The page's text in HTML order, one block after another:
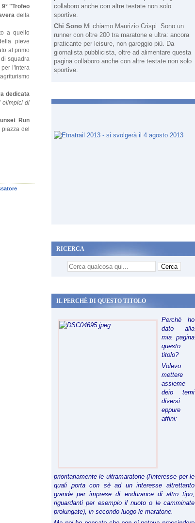
9° "Trofeo
della
a quello
pieve
al primo
squadra
per l'intera
dedicata
olimpici di
Run
del
Chi Sono Mi chiamo Maurizio Crispi. Sono un
runner con oltre 200 tra maratone e ultra: ancora
praticante per leisure, non gareggio più. Da
giornalista pubblicista, oltre ad alimentare questa
pagina collaboro anche con altre testate non solo
sportive.
RICERCA
IL PERCHÈ DI QUESTO TITOLO
Perchè ho
dato alla
mia pagina
questo
titolo?
Volevo
mettere
assieme
deio temi
diversi
eppure
affini:
prioritariamente le ultramaratone (l'interesse per le
quali porta con sè ad un interesse altrettanto
grande per imprese di endurance di altro tipo,
riguardanti per esempio il nuoto o le camminate
prolungate), in secondo luogo le maratone.